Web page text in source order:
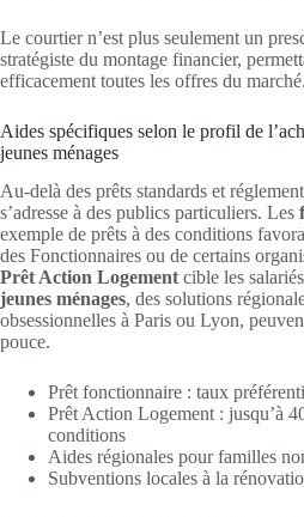
Le courtier n’est plus seulement un
stratégiste du montage financier,
efficacement toutes les offres du marché.
Aides spécifiques selon le profil de
jeunes ménages
Au-delà des prêts standards et
s’adresse à des publics particuliers. Les
exemple de prêts à des conditions
des Fonctionnaires ou de certains
Prêt Action Logementcible les
jeunes ménages, des solutions
obsessionnelles à Paris ou Lyon,
pouce.
Prêt fonctionnaire : taux
Prêt Action Logement : jusqu’à
conditions
Aides régionales pour familles
Subventions locales à la